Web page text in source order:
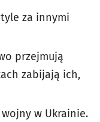
za innymi
przejmują
zabijają ich,
w Ukrainie.